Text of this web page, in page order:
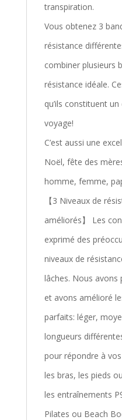
transpiration.
Vous obtenez 3
résistance
combiner plusieurs
résistance idéale.
qu’ils constituent
voyage!
C’est aussi une
Noël, fête des
homme, femme,
【3 Niveaux de
améliorés】 Les
exprimé des
niveaux de
lâches. Nous avons
et avons amélioré
parfaits: léger,
longueurs
pour répondre à
les bras, les pieds
les entraînements
Pilates ou Beach